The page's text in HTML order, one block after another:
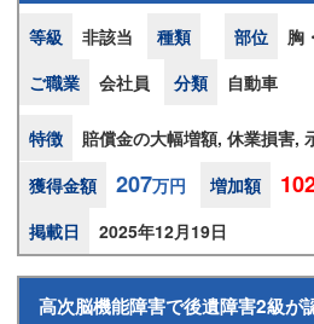
等級 非該当 種類 部位
胸
ご職業
会社員 分類 自動車
特徴
賠償金の大幅増額, 休業損害,
獲得金額
207万円 増加額
掲載日
2025年12月19日
高次脳機能障害で後遺障害2級が